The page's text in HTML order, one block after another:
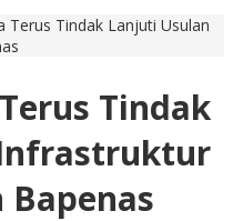
Terus Tindak Lanjuti Usulan
Tindak